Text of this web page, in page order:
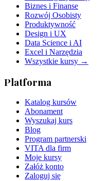
Biznes i Finanse
Rozwój Osobisty
Produktywność
Design i UX
Data Science i AI
Excel i Narzędzia
Wszystkie kursy →
Platforma
Katalog kursów
Abonament
Wyszukaj kurs
Blog
Program partnerski
VITA dla firm
Moje kursy
Załóż konto
Zaloguj się